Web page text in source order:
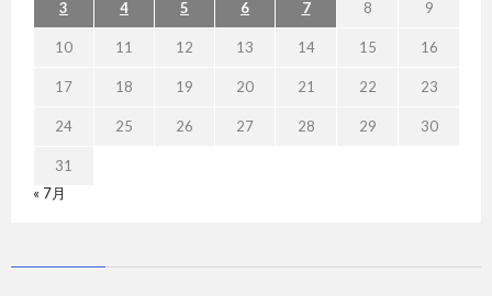
3 4 5 6 7 8 9
10 11 12 13 14 15 16
17 18 19 20 21 22 23
24 25 26 27 28 29 30
31
« 7月